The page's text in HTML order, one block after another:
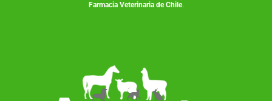
Farmacia Veterinaria de Chile.